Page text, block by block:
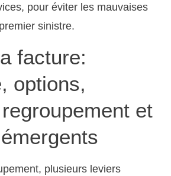
pour éviter les mauvaises
sinistre.
facture:
options,
et
plusieurs leviers